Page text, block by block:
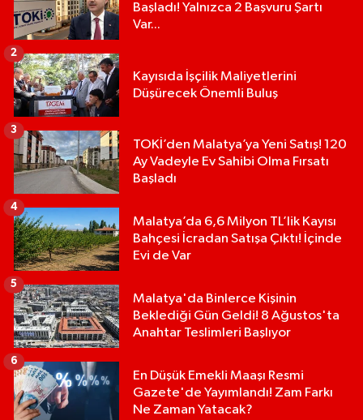
Başladı! Yalnızca 2 Başvuru Şartı
Var...
Kayısıda İşçilik Maliyetlerini
Düşürecek Önemli Buluş
2
TOKİ’den Malatya’ya Yeni Satış! 120
Ay Vadeyle Ev Sahibi Olma Fırsatı
Başladı
3
Malatya’da 6,6 Milyon TL’lik Kayısı
Bahçesi İcradan Satışa Çıktı! İçinde
Evi de Var
4
Malatya'da Binlerce Kişinin
Beklediği Gün Geldi! 8 Ağustos'ta
Anahtar Teslimleri Başlıyor
5
En Düşük Emekli Maaşı Resmi
Gazete'de Yayımlandı! Zam Farkı
Ne Zaman Yatacak?
6